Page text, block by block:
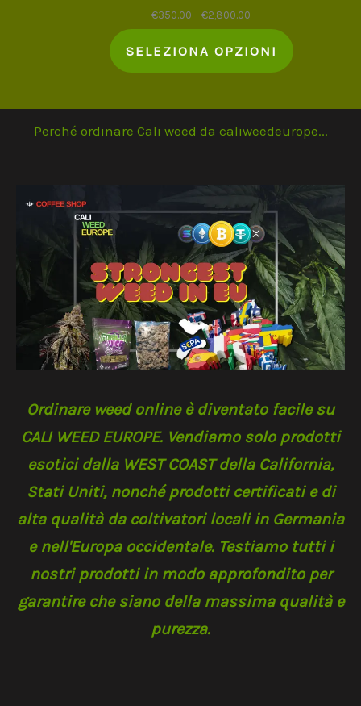
€350.00 – €2,800.00
SELEZIONA OPZIONI
Perché ordinare Cali weed da caliweedeurope...
Ordinare weed online è diventato facile su
CALI WEED EUROPE. Vendiamo solo prodotti
esotici dalla WEST COAST della California,
Stati Uniti, nonché prodotti certificati e di
alta qualità da coltivatori locali in Germania
e nell'Europa occidentale. Testiamo tutti i
nostri prodotti in modo approfondito per
garantire che siano della massima qualità e
purezza.